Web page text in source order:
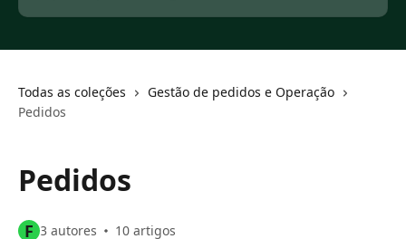
Todas as coleções
Gestão de pedidos e Operação
Pedidos
Pedidos
F 3 autores 10 artigos